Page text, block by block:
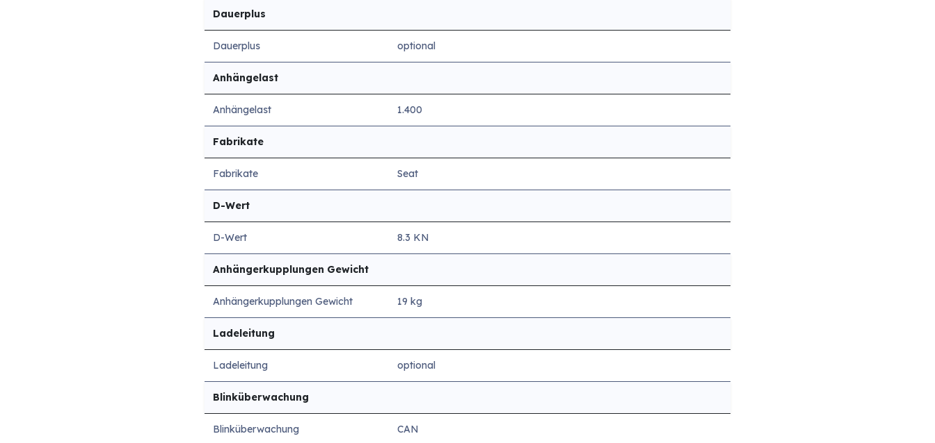
Dauerplus
Dauerplus optional
Anhängelast
Anhängelast 1.400
Fabrikate
Fabrikate Seat
D-Wert
D-Wert 8.3 KN
Anhängerkupplungen Gewicht
Anhängerkupplungen Gewicht 19 kg
Ladeleitung
Ladeleitung optional
Blinküberwachung
Blinküberwachung CAN